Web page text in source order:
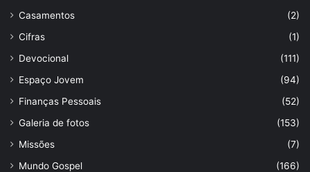
Casamentos
(2)
Cifras
(1)
Devocional
(111)
Espaço Jovem
(94)
Finanças Pessoais
(52)
Galeria de fotos
(153)
Missões
(7)
Mundo Gospel
(166)